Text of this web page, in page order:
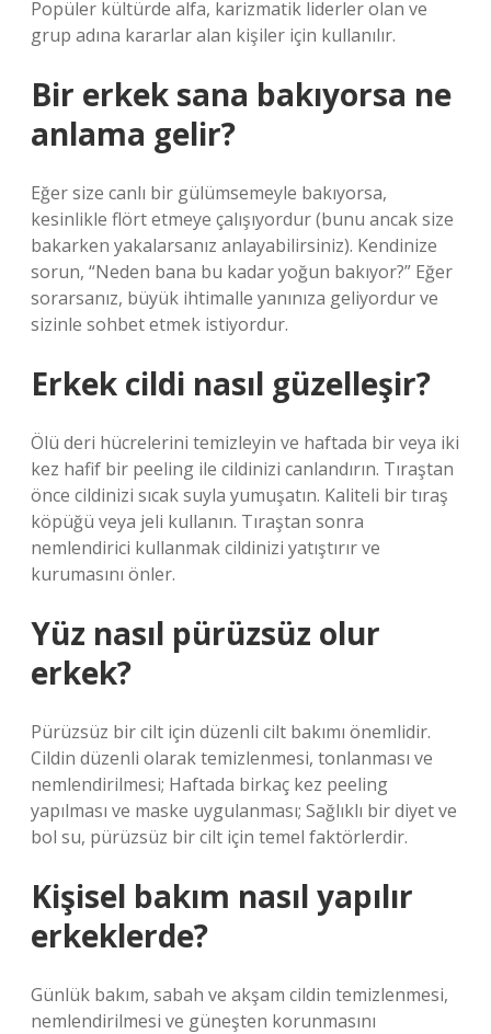
Popüler kültürde alfa, karizmatik liderler olan ve
grup adına kararlar alan kişiler için kullanılır.
Bir erkek sana bakıyorsa ne
anlama gelir?
Eğer size canlı bir gülümsemeyle bakıyorsa,
kesinlikle flört etmeye çalışıyordur (bunu ancak size
bakarken yakalarsanız anlayabilirsiniz). Kendinize
sorun, “Neden bana bu kadar yoğun bakıyor?” Eğer
sorarsanız, büyük ihtimalle yanınıza geliyordur ve
sizinle sohbet etmek istiyordur.
Erkek cildi nasıl güzelleşir?
Ölü deri hücrelerini temizleyin ve haftada bir veya iki
kez hafif bir peeling ile cildinizi canlandırın. Tıraştan
önce cildinizi sıcak suyla yumuşatın. Kaliteli bir tıraş
köpüğü veya jeli kullanın. Tıraştan sonra
nemlendirici kullanmak cildinizi yatıştırır ve
kurumasını önler.
Yüz nasıl pürüzsüz olur
erkek?
Pürüzsüz bir cilt için düzenli cilt bakımı önemlidir.
Cildin düzenli olarak temizlenmesi, tonlanması ve
nemlendirilmesi; Haftada birkaç kez peeling
yapılması ve maske uygulanması; Sağlıklı bir diyet ve
bol su, pürüzsüz bir cilt için temel faktörlerdir.
Kişisel bakım nasıl yapılır
erkeklerde?
Günlük bakım, sabah ve akşam cildin temizlenmesi,
nemlendirilmesi ve güneşten korunmasını